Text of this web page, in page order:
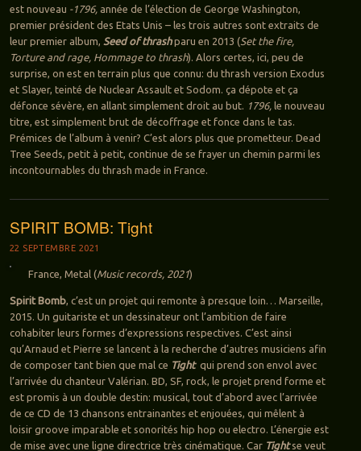
est nouveau -1796,année de l’élection de George Washington,
premier président des Etats Unis – les trois autres sont extraits de
leur premier album, Seed of thrash paru en 2013 (Set the fire,
Torture and rage, Hommage to thrash). Alors certes, ici, peu de
surprise, on est en terrain plus que connu: du thrash version Exodus
et Slayer, teinté de Nuclear Assault et Sodom. ça dépote et ça
défonce sévère, en allant simplement droit au but. 1796,le nouveau
titre, est simplement brut de décoffrage et fonce dans le tas.
Prémices de l’album à venir? C’est alors plus que prometteur. Dead
Tree Seeds, petit à petit, continue de se frayer un chemin parmi les
incontournables du thrash made in France.
SPIRIT BOMB: Tight
22 SEPTEMBRE 2021
France, Metal (Music records, 2021)
Spirit Bomb, c’est un projet qui remonte à presque loin… Marseille,
2015. Un guitariste et un dessinateur ont l’ambition de faire
cohabiter leurs formes d’expressions respectives. C’est ainsi
qu’Arnaud et Pierre se lancent à la recherche d’autres musiciens afin
de composer tant bien que mal ce Tightqui prend son envol avec
l’arrivée du chanteur Valérian. BD, SF, rock, le projet prend forme et
est promis à un double destin: musical, tout d’abord avec l’arrivée
de ce CD de 13 chansons entrainantes et enjouées, qui mêlent à
loisir groove imparable et sonorités hip hop ou electro. L’énergie est
de mise avec une ligne directrice très cinématique. Car Tightse veut